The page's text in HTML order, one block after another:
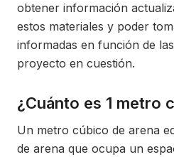
obtener información
estos materiales y poder
informadas en función de
proyecto en cuestión.
¿Cuánto es 1 metro
Un metro cúbico de arena
de arena que ocupa un